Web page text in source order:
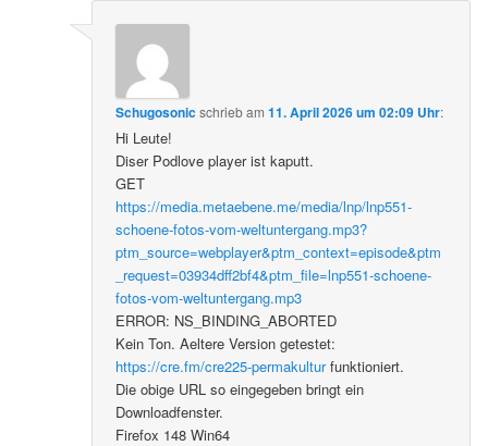
Schugosonicschriebam11. April 2026 um 02:09 Uhr:
Hi Leute!
Diser Podlove player ist kaputt.
GET
https://media.metaebene.me/media/lnp/lnp551-
schoene-fotos-vom-weltuntergang.mp3?
ptm_source=webplayer&ptm_context=episode&ptm
_request=03934dff2bf4&ptm_file=lnp551-schoene-
fotos-vom-weltuntergang.mp3
ERROR: NS_BINDING_ABORTED
Kein Ton. Aeltere Version getestet:
https://cre.fm/cre225-permakulturfunktioniert.
Die obige URL so eingegeben bringt ein
Downloadfenster.
Firefox 148 Win64